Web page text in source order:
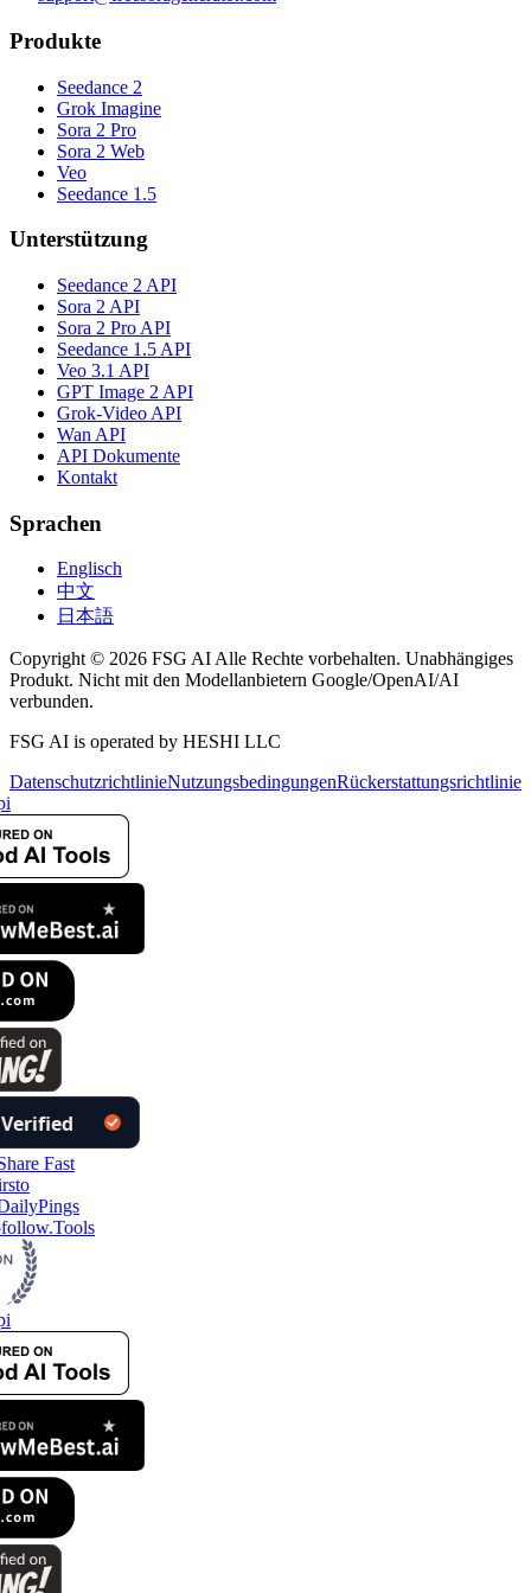
Produkte
Seedance 2
Grok Imagine
Sora 2 Pro
Sora 2 Web
Veo
Seedance 1.5
Unterstützung
Seedance 2 API
Sora 2 API
Sora 2 Pro API
Seedance 1.5 API
Veo 3.1 API
GPT Image 2 API
Grok-Video API
Wan API
API Dokumente
Kontakt
Sprachen
Englisch
中文
日本語
Copyright © 2026 FSG AI Alle Rechte vorbehalten. Unabhängiges
Produkt. Nicht mit den Modellanbietern Google/OpenAI/AI
verbunden.
FSG AI is operated by HESHI LLC
DatenschutzrichtlinieNutzungsbedingungenRückerstattungsrichtlinie